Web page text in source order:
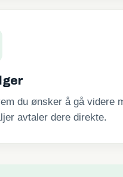
du ønsker å gå videre
avtaler dere direkte.